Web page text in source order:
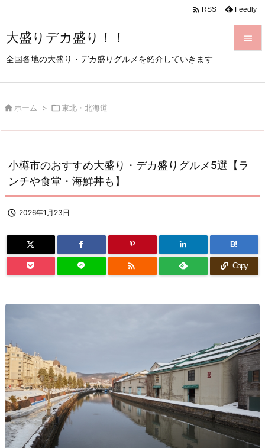
大盛りデカ盛り！！
全国各地の大盛り・デカ盛りグルメを紹介していきます

次へ
検索
 RSS Feedly
 ホーム > 東北・北海道
小樽市のおすすめ大盛り・デカ盛りグルメ5選【ラ
ンチや食堂・海鮮丼も】
 2026年1月23日
B!
 Copy